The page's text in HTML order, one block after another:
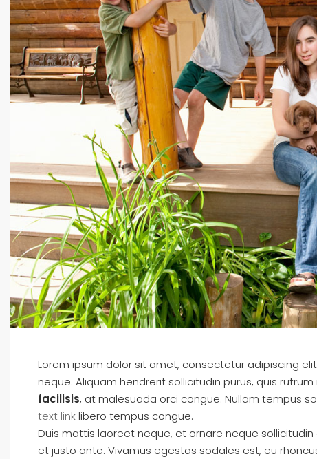
Lorem ipsum dolor sit amet, consectetur adipiscing
neque. Aliquam hendrerit sollicitudin purus, quis
facilisis, at malesuada orci congue. Nullam tempus
text linklibero tempus congue.
Duis mattis laoreet neque, et ornare neque
et justo ante. Vivamus egestas sodales est, eu